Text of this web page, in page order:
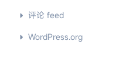
评论 feed
WordPress.org